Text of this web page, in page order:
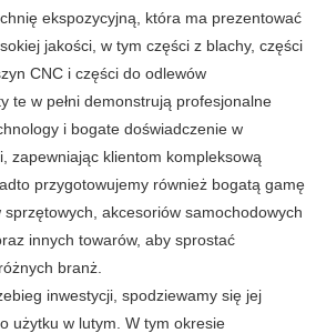
ekspozycyjną, która ma prezentować
jakości, w tym części z blachy, części
CNC i części do odlewów
te w pełni demonstrują profesjonalne
i bogate doświadczenie w
zapewniając klientom kompleksową
przygotowujemy również bogatą gamę
akcesoriów samochodowych
innych towarów, aby sprostać
branż.
inwestycji, spodziewamy się jej
użytku w lutym. W tym okresie